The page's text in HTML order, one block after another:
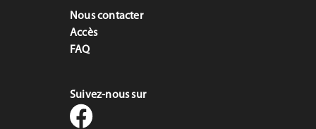
Nous contacter
Accès
FAQ
Suivez-nous sur